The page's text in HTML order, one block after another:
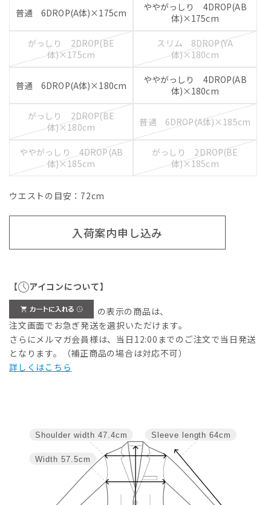
普通 6DROP(A体)×175cm
ややがっしり 4DROP(AB
体)×175cm
がっしり 2DROP(BE
体)×175cm
スリム 8DROP(YA
体)×180cm
普通 6DROP(A体)×180cm
ややがっしり 4DROP(AB
体)×180cm
がっしり 2DROP(BE
体)×180cm
普通 6DROP(A体)×185cm
ややがっしり 4DROP(AB
体)×185cm
がっしり 2DROP(BE
体)×185cm
ウエストの目安： 72cm
入荷案内申し込み
【 アイコンについて】
の表示の商品は、
注文画面でお急ぎ発送を選択いただけます。
さらにメルマガ会員様は、当日12:00までのご注文で当日発送
となります。（補正商品の場合は対応不可）
詳しくはこちら
Sleeve length 64cm
Width 57.5cm
Shoulder width 47.4cm